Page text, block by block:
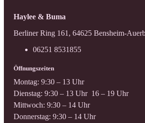
Haylee & Buma
Berliner Ring 161, 64625 Bensheim-
06251 8531855
Öffnungszeiten
Montag: 9:30 – 13 Uhr
Dienstag: 9:30 – 13 Uhr 16 – 19 Uhr
Mittwoch: 9:30 – 14 Uhr
Donnerstag: 9:30 – 14 Uhr